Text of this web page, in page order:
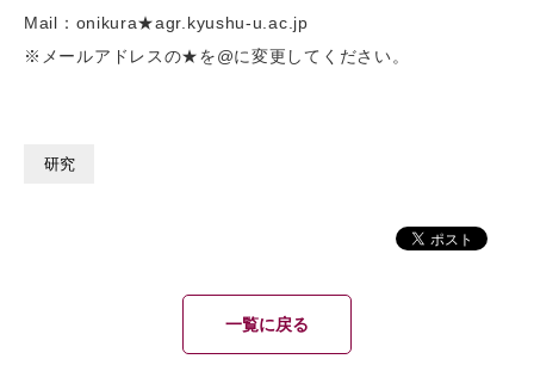
Mail：onikura★agr.kyushu-u.ac.jp
※メールアドレスの★を@に変更してください。
研究
一覧に戻る